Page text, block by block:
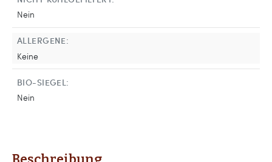
Nein
ALLERGENE:
Keine
BIO-SIEGEL:
Nein